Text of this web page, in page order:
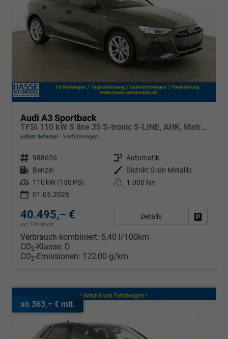
Audi A3 Sportback
TFSI 110 kW S line 35 S-tronic S-LINE, AHK, Matrix, Navi, el. Klappe, Kamera, Winter, 3 J.-Garantie
sofort lieferbar Vorführwagen
Fahrzeugnr. 988626 Getriebe Automatik
Kraftstoff Benzin Außenfarbe
Distrikt Grün Metallic
Leistung 110 kW (150 PS) Kilometerstand
1.000 km
01.05.2026
40.495,– €
incl. 19% MwSt.
Details
Verbrauch kombiniert: 5,40 l/100km
CO2-Klasse: D
CO2-Emissionen: 122,00 g/km
ab 363,– € mtl.